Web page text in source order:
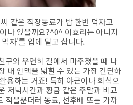
같은 직장동료가 밥 한번 먹자고
나 있을까요?^0^ 이효리는 아니지
자'를 입에 달고 삽니다.
구와 우연히 길에서 마주쳤을 때 나
내 인맥을 넓힐 수 있는 가장 간단하
용하는 거죠! 특히 야근이나 회식으
저녁시간과 황금 같은 주말과 비교
적을뿐더러 동료, 선후배 또는 가까